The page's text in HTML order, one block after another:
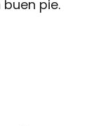
pie.